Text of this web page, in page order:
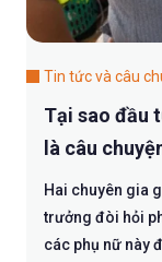
Tin tức và câu
Tại sao đầu
là câu
Hai chuyên gia
trưởng đòi hỏi
các phụ nữ này